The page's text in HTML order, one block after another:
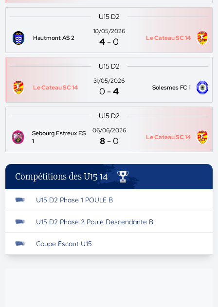
U15 D2
Hautmont AS 2
10/05/2026
4 -0 Le Cateau SC 14
U15 D2
Le Cateau SC 14
31/05/2026
0 -4 Solesmes FC 1
U15 D2
Sebourg Estreux ES
1
06/06/2026
8 -0 Le Cateau SC 14
Compétitions des U15 14
U15 D2 Phase 1 POULE B
U15 D2 Phase 2 Poule Descendante B
Coupe Escaut U15